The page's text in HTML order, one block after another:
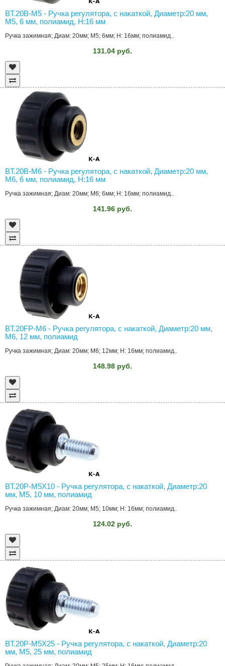
BT.20B-M5 - Ручка регулятора, с накаткой, Диаметр:20 мм,
M5, 6 мм, полиамид, H:16 мм
Ручка зажимная; Диам: 20мм; M5; 6мм; H: 16мм; полиамид..
131.04 руб.
BT.20B-M6 - Ручка регулятора, с накаткой, Диаметр:20 мм,
M6, 6 мм, полиамид, H:16 мм
Ручка зажимная; Диам: 20мм; M6; 6мм; H: 16мм; полиамид..
141.96 руб.
BT.20FP-M6 - Ручка регулятора, с накаткой, Диаметр:20 мм,
M6, 12 мм, полиамид
Ручка зажимная; Диам: 20мм; M6; 12мм; H: 16мм; полиамид..
148.98 руб.
BT.20P-M5X10 - Ручка регулятора, с накаткой, Диаметр:20
мм, M5, 10 мм, полиамид
Ручка зажимная; Диам: 20мм; M5; 10мм; H: 16мм; полиамид..
124.02 руб.
BT.20P-M5X25 - Ручка регулятора, с накаткой, Диаметр:20
мм, M5, 25 мм, полиамид